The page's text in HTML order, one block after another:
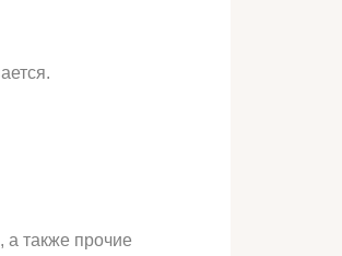
также прочие